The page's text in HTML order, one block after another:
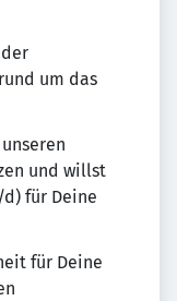
um das
und willst
für Deine
für Deine